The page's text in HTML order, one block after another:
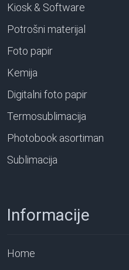
Kiosk & Software
Potrošni materijal
Foto papir
Kemija
Digitalni foto papir
Termosublimacija
Photobook asortiman
Sublimacija
Informacije
Home